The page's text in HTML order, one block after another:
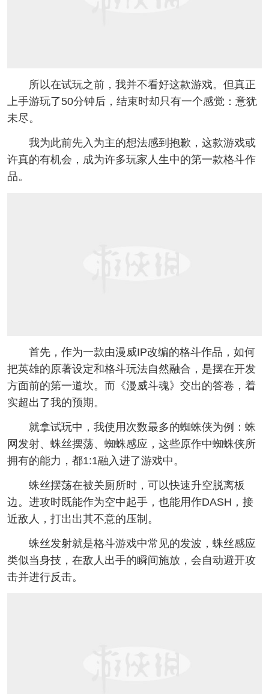
所以在试玩之前，我并不看好这款游戏。但真正
上手游玩了50分钟后，结束时却只有一个感觉：意犹
未尽。
我为此前先入为主的想法感到抱歉，这款游戏或
许真的有机会，成为许多玩家人生中的第一款格斗作
品。
首先，作为一款由漫威IP改编的格斗作品，如何
把英雄的原著设定和格斗玩法自然融合，是摆在开发
方面前的第一道坎。而《漫威斗魂》交出的答卷，着
实超出了我的预期。
就拿试玩中，我使用次数最多的蜘蛛侠为例：蛛
网发射、蛛丝摆荡、蜘蛛感应，这些原作中蜘蛛侠所
拥有的能力，都1:1融入进了游戏中。
蛛丝摆荡在被关厕所时，可以快速升空脱离板
边。进攻时既能作为空中起手，也能用作DASH，接
近敌人，打出出其不意的压制。
蛛丝发射就是格斗游戏中常见的发波，蛛丝感应
类似当身技，在敌人出手的瞬间施放，会自动避开攻
击并进行反击。